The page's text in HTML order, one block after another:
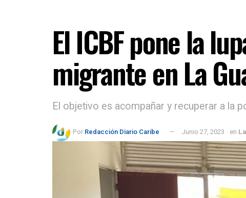
El ICBF pone la
migrante en La
El objetivo es acompañar y recuperar a la
Por:Redacción Diario Caribe Junio 27, 2023 en